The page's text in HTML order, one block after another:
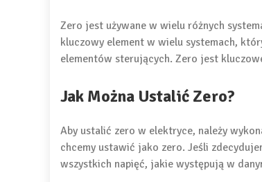
Zero jest używane w wielu różnych
kluczowy element w wielu systemach,
elementów sterujących. Zero jest
Jak Można Ustalić Zero?
Aby ustalić zero w elektryce, należy
chcemy ustawić jako zero. Jeśli
wszystkich napięć, jakie występują w